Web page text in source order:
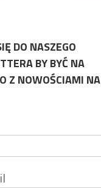
DO NASZEGO
BY BYĆ NA
Z NOWOŚCIAMI NA